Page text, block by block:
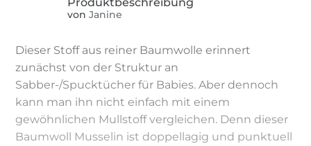
von Janine
Dieser Stoff aus reiner Baumwolle erinnert
zunächst von der Struktur an
Sabber-/Spucktücher für Babies. Aber dennoch
kann man ihn nicht einfach mit einem
gewöhnlichen Mullstoff vergleichen. Denn dieser
Baumwoll Musselin ist doppellagig und punktuell